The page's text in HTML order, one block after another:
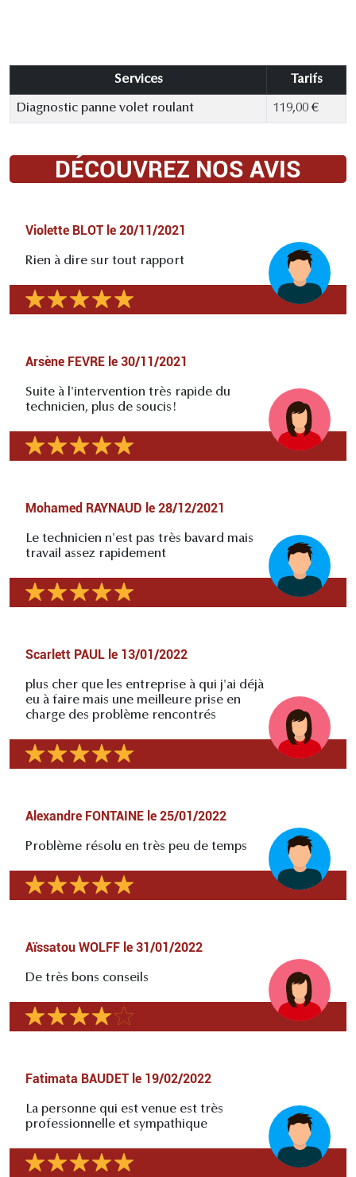
Services Tarifs
Diagnostic panne volet roulant 119,00 €
DÉCOUVREZ NOS AVIS
Violette BLOT le 20/11/2021
Rien à dire sur tout rapport
Arsène FEVRE le 30/11/2021
Suite à l'intervention très rapide du
technicien, plus de soucis!
Mohamed RAYNAUD le 28/12/2021
Le technicien n'est pas très bavard mais
travail assez rapidement
Scarlett PAUL le 13/01/2022
plus cher que les entreprise à qui j'ai déjà
eu à faire mais une meilleure prise en
charge des problème rencontrés
Alexandre FONTAINE le 25/01/2022
Problème résolu en très peu de temps
Aïssatou WOLFF le 31/01/2022
De très bons conseils
Fatimata BAUDET le 19/02/2022
La personne qui est venue est très
professionnelle et sympathique